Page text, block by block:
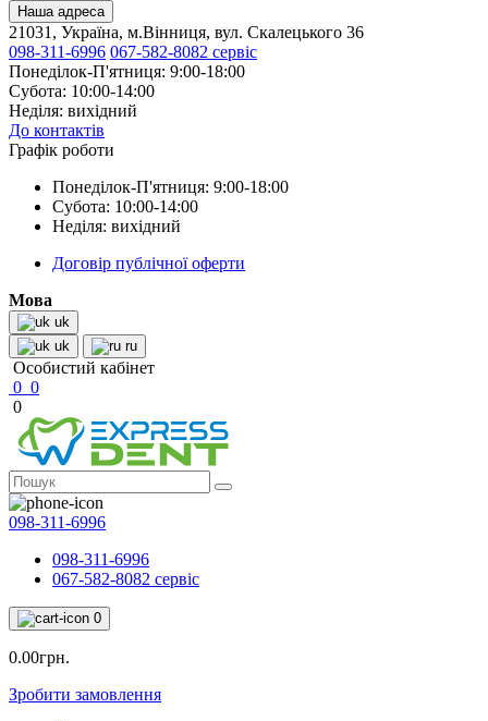
Наша адреса
21031, Україна, м.Вінниця, вул. Скалецького 36
098-311-6996 067-582-8082 сервіс
Понеділок-П'ятниця: 9:00-18:00
Субота: 10:00-14:00
Неділя: вихідний
До контактів
Графік роботи
Понеділок-П'ятниця: 9:00-18:00
Субота: 10:00-14:00
Неділя: вихідний
Договір публічної оферти
Мова
uk
uk
ru
Особистий кабінет
0 0
0
098-311-6996
098-311-6996
067-582-8082 сервіс
0
0.00грн.
Зробити замовлення